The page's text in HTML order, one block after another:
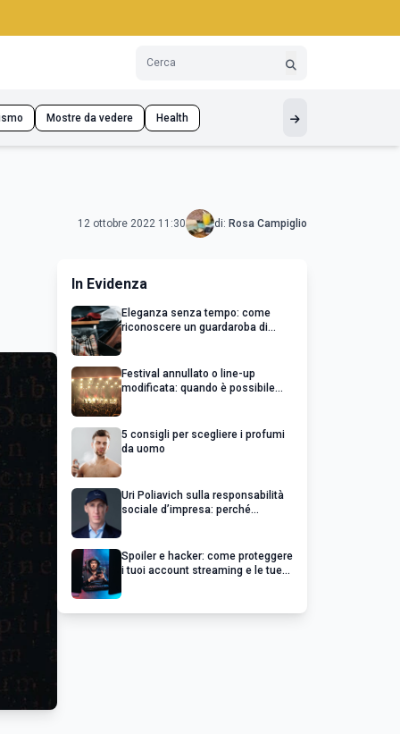
Mostre da vedere Health
12 ottobre 2022 11:30 di: Rosa Campiglio
In Evidenza
Eleganza senza tempo: come
riconoscere un guardaroba di
Festival annullato o line-up
modificata: quando è possibile
5 consigli per scegliere i profumi
da uomo
Uri Poliavich sulla responsabilità
sociale d’impresa: perché
Spoiler e hacker: come proteggere
i tuoi account streaming e le tue